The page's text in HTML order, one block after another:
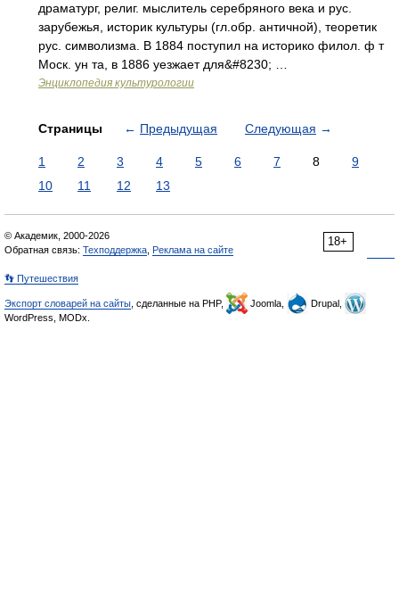
драматург, религ. мыслитель серебряного века и рус.
зарубежья, историк культуры (гл.обр. античной), теоретик
рус. символизма. В 1884 поступил на историко филол. ф т
Моск. ун та, в 1886 уезжает для&#8230; …
Энциклопедия культурологии
Страницы ← Предыдущая Следующая →
1 2 3 4 5 6 7 8
9
10
11 12 13
18+
© Академик, 2000-2026
Обратная связь: Техподдержка Реклама на сайте
👣 Путешествия
Экспорт словарей на сайты , сделанные на PHP, Joomla,
Drupal,
WordPress, MODx.